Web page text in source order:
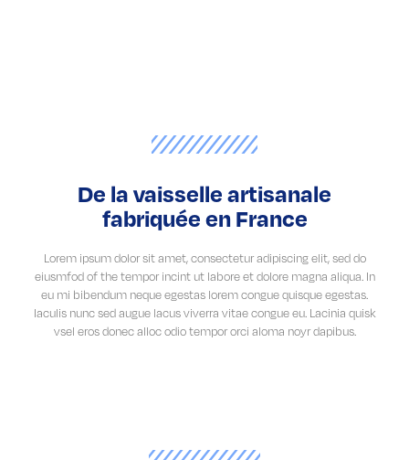
De la vaisselle artisanale
fabriquée en France
Lorem ipsum dolor sit amet, consectetur adipiscing elit, sed do
eiusmfod of the tempor incint ut labore et dolore magna aliqua. In
eu mi bibendum neque egestas lorem congue quisque egestas.
Iaculis nunc sed augue lacus viverra vitae congue eu. Lacinia quisk
vsel eros donec alloc odio tempor orci aloma noyr dapibus.